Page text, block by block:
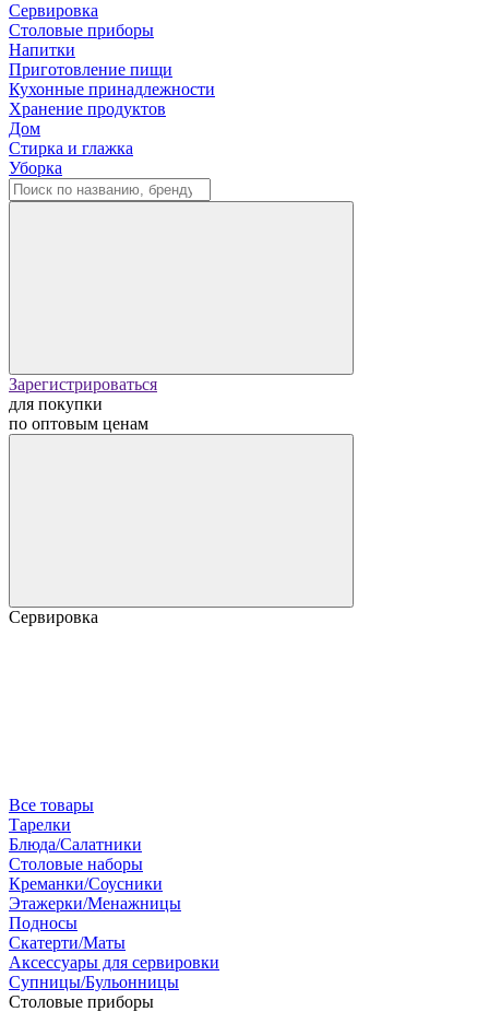
Сервировка
Столовые приборы
Напитки
Приготовление пищи
Кухонные принадлежности
Хранение продуктов
Дом
Стирка и глажка
Уборка
Зарегистрироваться
для покупки
по оптовым ценам
Сервировка
Все товары
Тарелки
Блюда/Салатники
Столовые наборы
Креманки/Соусники
Этажерки/Менажницы
Подносы
Скатерти/Маты
Аксессуары для сервировки
Супницы/Бульонницы
Столовые приборы